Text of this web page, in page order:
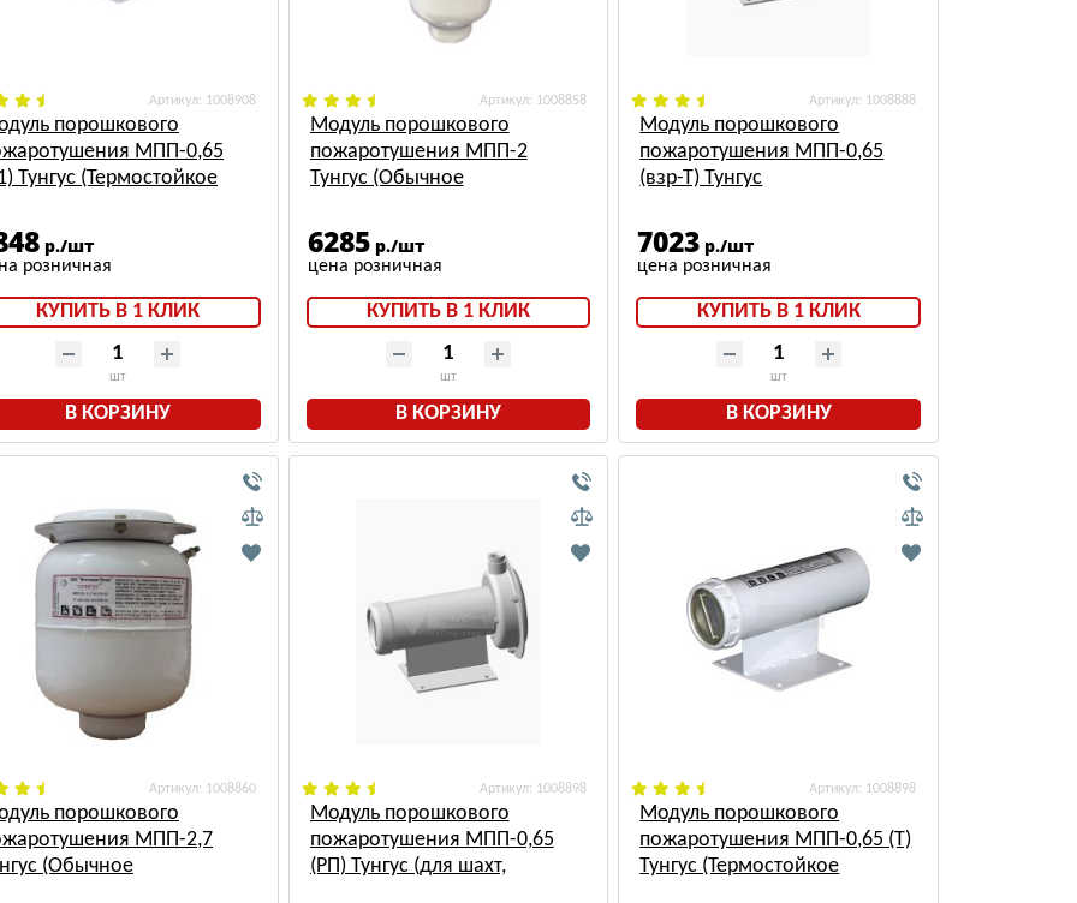
: 1008908
порошкового
МПП-0,65
Тунгус (Термостойкое
р./шт
КУПИТЬ В 1 КЛИК
шт
В КОРЗИНУ
: 1008858
Модуль порошкового
пожаротушения МПП-2
Тунгус (Обычное
6285 р./шт
КУПИТЬ В 1 КЛИК
шт
В КОРЗИНУ
: 1008888
Модуль порошкового
пожаротушения МПП-0,65
(взр-Т) Тунгус
термостойкое исполнение)
7023 р./шт
КУПИТЬ В 1 КЛИК
шт
В КОРЗИНУ
: 1008860
порошкового
МПП-2,7
(Обычное
: 1008898
Модуль порошкового
пожаротушения МПП-0,65
(РП) Тунгус (для шахт,
: 1008898
Модуль порошкового
пожаротушения МПП-0,65 (Т)
Тунгус (Термостойкое